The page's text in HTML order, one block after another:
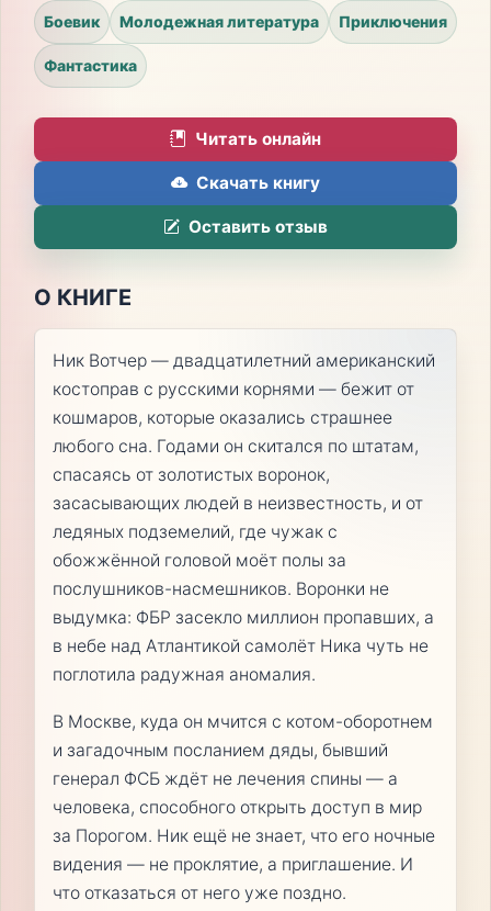
Боевик Молодежная литература Приключения
Фантастика
Читать онлайн
Скачать книгу
Оставить отзыв
О КНИГЕ
Ник Вотчер — двадцатилетний американский
костоправ с русскими корнями — бежит от
кошмаров, которые оказались страшнее
любого сна. Годами он скитался по штатам,
спасаясь от золотистых воронок,
засасывающих людей в неизвестность, и от
ледяных подземелий, где чужак с
обожжённой головой моёт полы за
послушников-насмешников. Воронки не
выдумка: ФБР засекло миллион пропавших, а
в небе над Атлантикой самолёт Ника чуть не
поглотила радужная аномалия.
В Москве, куда он мчится с котом-оборотнем
и загадочным посланием дяды, бывший
генерал ФСБ ждёт не лечения спины — а
человека, способного открыть доступ в мир
за Порогом. Ник ещё не знает, что его ночные
видения — не проклятие, а приглашение. И
что отказаться от него уже поздно.